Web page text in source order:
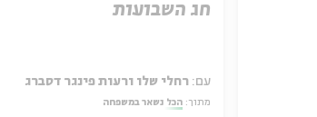
חג השבועות
עם: רחלי שלו ורעות פינגר דסברג
מתוך: הכל נשאר במשפחה